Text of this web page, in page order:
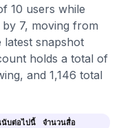
10 users while
7, moving from
latest snapshot
holds a total of
and 1,146 total
นับต่อไปนี้ จำนวนสื่อ